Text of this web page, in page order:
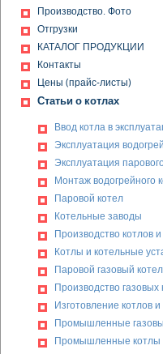
Производство. Фото
Отгрузки
КАТАЛОГ ПРОДУКЦИИ
Контакты
Цены (прайс-листы)
Статьи о котлах
Ввод котла в
Эксплуатация
Эксплуатация
Монтаж водогрейного
Паровой котел
Котельные заводы
Производство котлов
Котлы и котельные
Паровой газовый котел
Производство газовых
Изготовление котлов
Промышленные
Промышленные котлы